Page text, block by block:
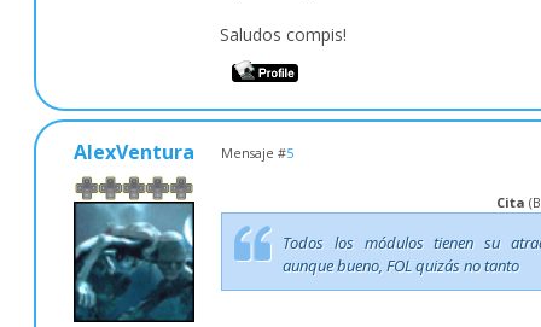
Saludos compis!
AlexVentura Mensaje #5
Cita (
Todos los módulos tienen su
aunque bueno, FOL quizás no tanto